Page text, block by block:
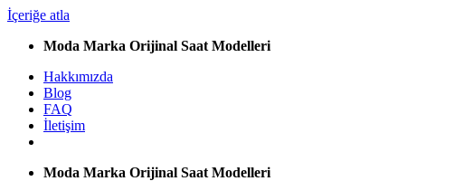
İçeriğe atla
Moda Marka Orijinal Saat Modelleri
Hakkımızda
Blog
FAQ
İletişim
Moda Marka Orijinal Saat Modelleri